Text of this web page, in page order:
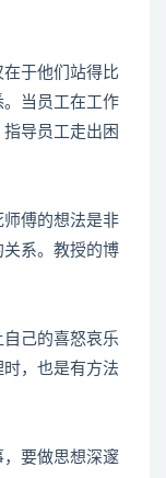
于他们站得比
当员工在工作
导员工走出困
师傅的想法是非
系。教授的博
自己的喜怒哀乐
，也是有方法
，要做思想深邃